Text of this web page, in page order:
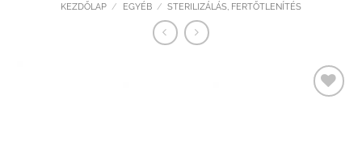
KEZDŐLAP / EGYÉB / STERILIZÁLÁS, FERTŐTLENÍTÉS